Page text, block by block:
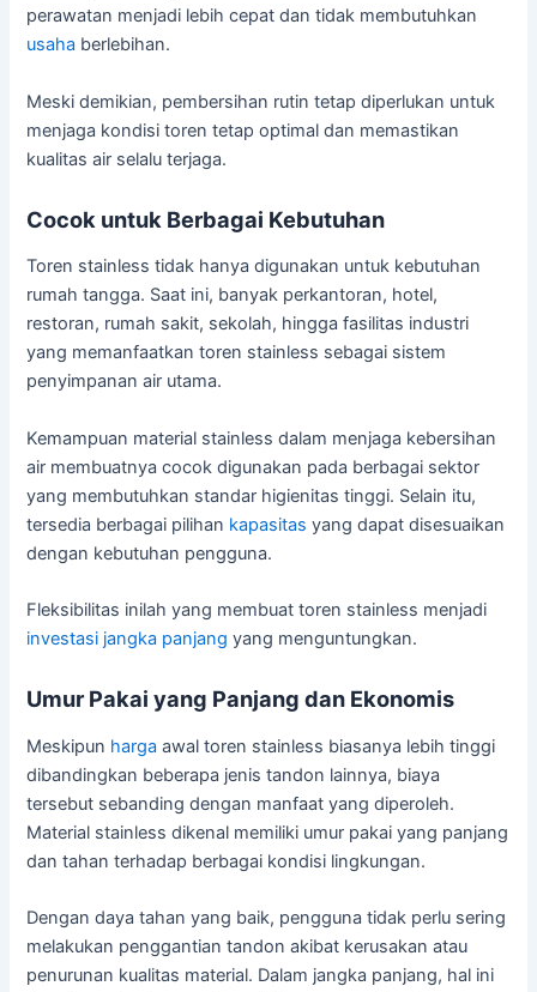
perawatan menjadi lebih cepat dan tidak membutuhkan
usaha berlebihan.
Meski demikian, pembersihan rutin tetap diperlukan untuk
menjaga kondisi toren tetap optimal dan memastikan
kualitas air selalu terjaga.
Cocok untuk Berbagai Kebutuhan
Toren stainless tidak hanya digunakan untuk kebutuhan
rumah tangga. Saat ini, banyak perkantoran, hotel,
restoran, rumah sakit, sekolah, hingga fasilitas industri
yang memanfaatkan toren stainless sebagai sistem
penyimpanan air utama.
Kemampuan material stainless dalam menjaga kebersihan
air membuatnya cocok digunakan pada berbagai sektor
yang membutuhkan standar higienitas tinggi. Selain itu,
tersedia berbagai pilihan kapasitas yang dapat disesuaikan
dengan kebutuhan pengguna.
Fleksibilitas inilah yang membuat toren stainless menjadi
investasi jangka panjang yang menguntungkan.
Umur Pakai yang Panjang dan Ekonomis
Meskipun harga awal toren stainless biasanya lebih tinggi
dibandingkan beberapa jenis tandon lainnya, biaya
tersebut sebanding dengan manfaat yang diperoleh.
Material stainless dikenal memiliki umur pakai yang panjang
dan tahan terhadap berbagai kondisi lingkungan.
Dengan daya tahan yang baik, pengguna tidak perlu sering
melakukan penggantian tandon akibat kerusakan atau
penurunan kualitas material. Dalam jangka panjang, hal ini